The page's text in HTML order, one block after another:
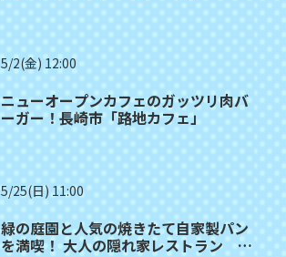
5/2(金) 12:00
ニューオープンカフェのガッツリ肉バ
ーガー！長崎市「路地カフェ」
5/25(日) 11:00
緑の庭園と人気の焼きたて自家製パン
を満喫！ 大人の隠れ家レストラン 諫